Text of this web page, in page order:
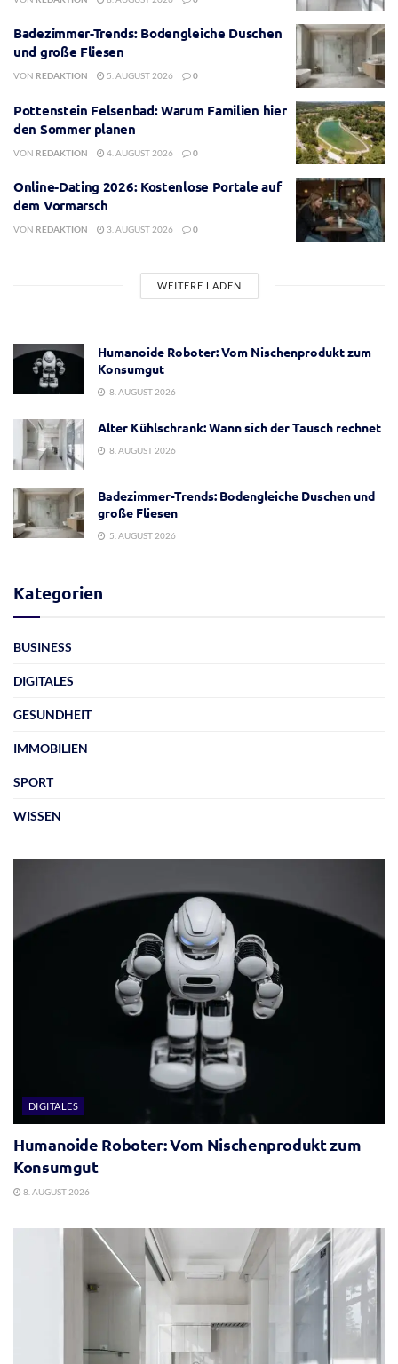
Badezimmer-Trends: Bodengleiche Duschen
und große Fliesen
VON REDAKTION 5. AUGUST 2026 0
Pottenstein Felsenbad: Warum Familien hier
den Sommer planen
VON REDAKTION 4. AUGUST 2026 0
Online-Dating 2026: Kostenlose Portale auf
dem Vormarsch
VON REDAKTION 3. AUGUST 2026 0
WEITERE LADEN
Humanoide Roboter: Vom Nischenprodukt zum
Konsumgut
8. AUGUST 2026
Alter Kühlschrank: Wann sich der Tausch rechnet
8. AUGUST 2026
Badezimmer-Trends: Bodengleiche Duschen und
große Fliesen
5. AUGUST 2026
Kategorien
BUSINESS
DIGITALES
GESUNDHEIT
IMMOBILIEN
SPORT
WISSEN
DIGITALES
Humanoide Roboter: Vom Nischenprodukt zum
Konsumgut
8. AUGUST 2026